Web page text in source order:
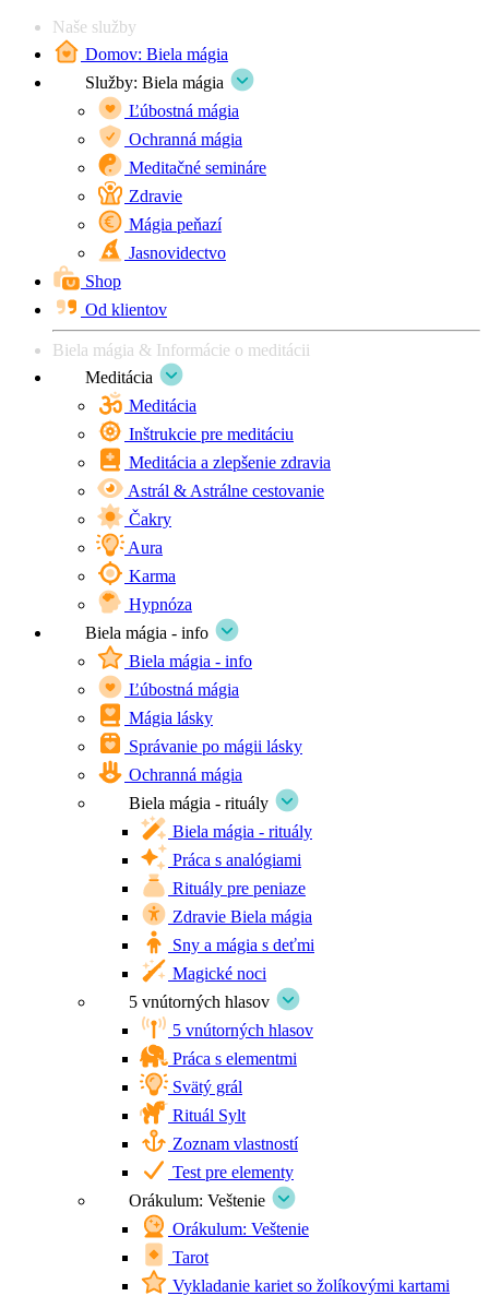
Naše služby
Domov: Biela mágia
Služby: Biela mágia
Ľúbostná mágia
Ochranná mágia
Meditačné semináre
Zdravie
Mágia peňazí
Jasnovidectvo
Shop
Od klientov
Biela mágia & Informácie o meditácii
Meditácia
Meditácia
Inštrukcie pre meditáciu
Meditácia a zlepšenie zdravia
Astrál & Astrálne cestovanie
Čakry
Aura
Karma
Hypnóza
Biela mágia - info
Biela mágia - info
Ľúbostná mágia
Mágia lásky
Správanie po mágii lásky
Ochranná mágia
Biela mágia - rituály
Biela mágia - rituály
Práca s analógiami
Rituály pre peniaze
Zdravie Biela mágia
Sny a mágia s deťmi
Magické noci
5 vnútorných hlasov
5 vnútorných hlasov
Práca s elementmi
Svätý grál
Rituál Sylt
Zoznam vlastností
Test pre elementy
Orákulum: Veštenie
Orákulum: Veštenie
Tarot
Vykladanie kariet so žolíkovými kartami